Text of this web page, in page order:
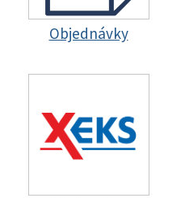
Objednávky